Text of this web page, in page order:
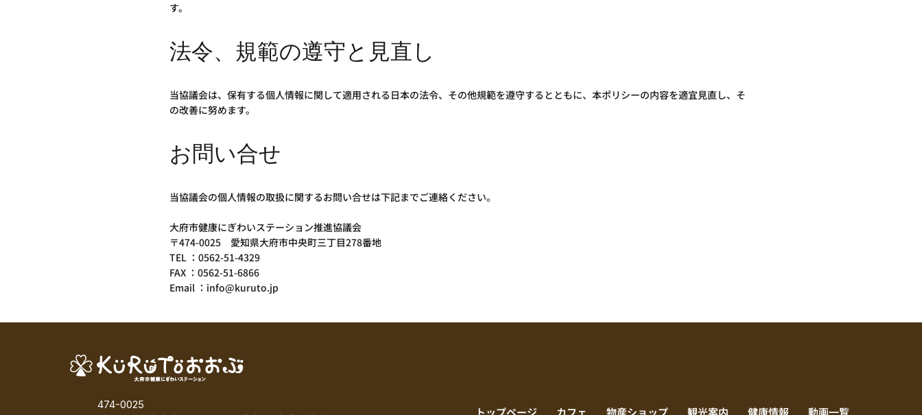
す。
法令、規範の遵守と見直し
当協議会は、保有する個人情報に関して適用される日本の法令、その他規範を遵守するとともに、本ポリシーの内容を適宜見直し、そ
の改善に努めます。
お問い合せ
当協議会の個人情報の取扱に関するお問い合せは下記までご連絡ください。
大府市健康にぎわいステーション推進協議会
〒474-0025 愛知県大府市中央町三丁目278番地
TEL ：0562-51-4329
FAX ：0562-51-6866
Email ：info@kuruto.jp
474-0025
トップページ カフェ 物産ショップ 観光案内 健康情報 動画一覧